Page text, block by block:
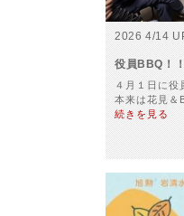
2026 4/14
役員BBQ！
４月１日に役
本来は花見
続きを見る